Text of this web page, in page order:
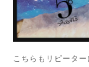
こちらもリピータ